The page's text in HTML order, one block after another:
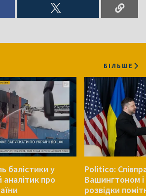
БІЛЬШЕ
балістики у
аналітик про
Politico:
Вашингтоном
розвідки